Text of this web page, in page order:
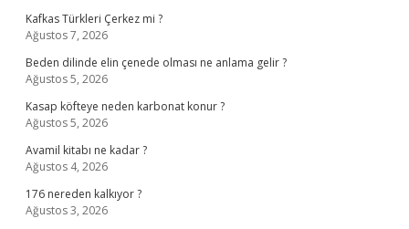
Kafkas Türkleri Çerkez mi ?
Ağustos 7, 2026
Beden dilinde elin çenede olması ne anlama gelir ?
Ağustos 5, 2026
Kasap köfteye neden karbonat konur ?
Ağustos 5, 2026
Avamil kitabı ne kadar ?
Ağustos 4, 2026
176 nereden kalkıyor ?
Ağustos 3, 2026